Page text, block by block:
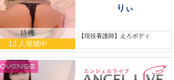
待機
12 人視聴中
りぃ
【現役看護師】えろボディ